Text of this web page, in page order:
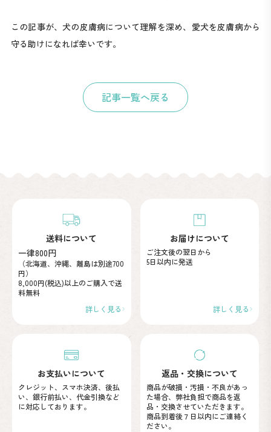
この記事が、犬の皮膚病について理解を深め、愛犬を皮膚病から
守る助けになれば幸いです。
記事一覧へ戻る
送料について
一律800円
（北海道、沖縄、離島は別途700
円）
8,000円(税込)以上のご購入で送
料無料
詳しく見る
お届けについて
ご注文後の翌日から
5日以内に発送
詳しく見る
お支払いについて
クレジット、スマホ決済、後払
い、 銀行前払い、代金引換など
に対応しております。
返品・交換について
商品が破損・汚損・不良があっ
た場合、弊社負担で商品を返
品・交換させていただきます。
商品到着後７日以内にご連絡く
ださい。